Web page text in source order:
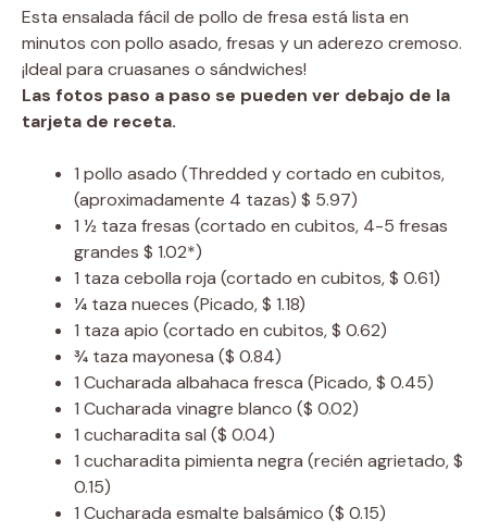
Esta ensalada fácil de pollo de fresa está lista en
minutos con pollo asado, fresas y un aderezo cremoso.
¡Ideal para cruasanes o sándwiches!
Las fotos paso a paso se pueden ver debajo de la
tarjeta de receta.
1 pollo asado (Thredded y cortado en cubitos,
(aproximadamente 4 tazas) $ 5.97)
1 ½ taza fresas (cortado en cubitos, 4-5 fresas
grandes $ 1.02*)
1 taza cebolla roja (cortado en cubitos, $ 0.61)
¼ taza nueces (Picado, $ 1.18)
1 taza apio (cortado en cubitos, $ 0.62)
¾ taza mayonesa ($ 0.84)
1 Cucharada albahaca fresca (Picado, $ 0.45)
1 Cucharada vinagre blanco ($ 0.02)
1 cucharadita sal ($ 0.04)
1 cucharadita pimienta negra (recién agrietado, $
0.15)
1 Cucharada esmalte balsámico ($ 0.15)